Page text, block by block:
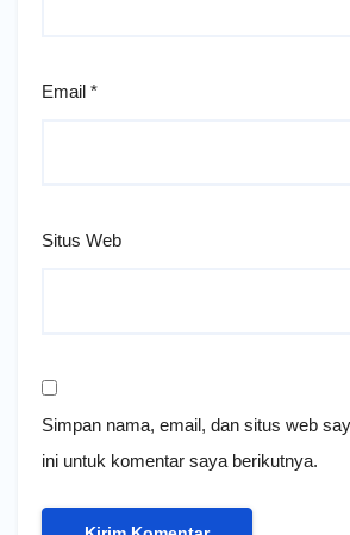
Email *
Situs Web
Simpan nama, email, dan situs web
ini untuk komentar saya berikutnya.